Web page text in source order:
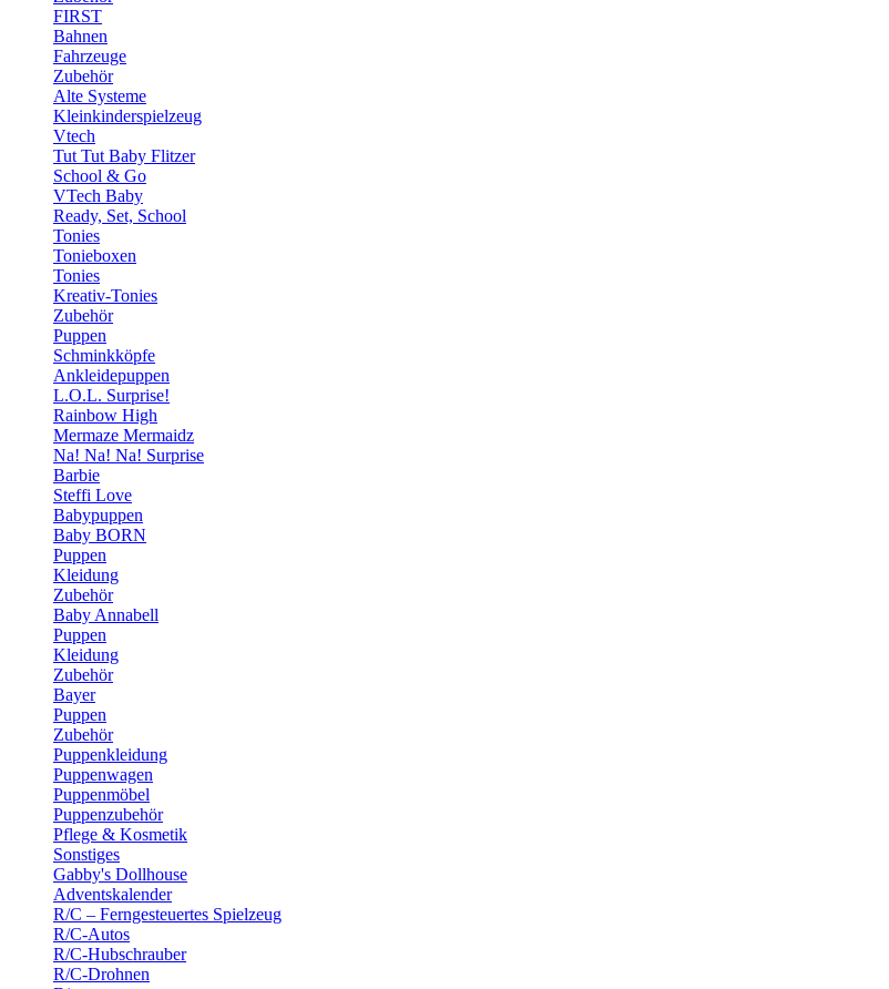
FIRST
Bahnen
Fahrzeuge
Zubehör
Alte Systeme
Kleinkinderspielzeug
Vtech
Tut Tut Baby Flitzer
School & Go
VTech Baby
Ready, Set, School
Tonies
Tonieboxen
Tonies
Kreativ-Tonies
Zubehör
Puppen
Schminkköpfe
Ankleidepuppen
L.O.L. Surprise!
Rainbow High
Mermaze Mermaidz
Na! Na! Na! Surprise
Barbie
Steffi Love
Babypuppen
Baby BORN
Puppen
Kleidung
Zubehör
Baby Annabell
Puppen
Kleidung
Zubehör
Bayer
Puppen
Zubehör
Puppenkleidung
Puppenwagen
Puppenmöbel
Puppenzubehör
Pflege & Kosmetik
Sonstiges
Gabby's Dollhouse
Adventskalender
R/C – Ferngesteuertes Spielzeug
R/C-Autos
R/C-Hubschrauber
R/C-Drohnen